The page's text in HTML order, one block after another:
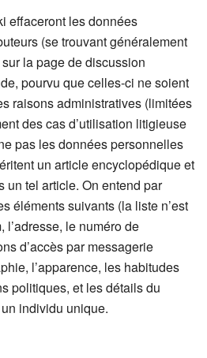
effaceront les données
(se trouvant généralement
la page de discussion
pourvu que celles-ci ne soient
raisons administratives (limitées
des cas d’utilisation litigieuse
pas les données personnelles
un article encyclopédique et
un tel article. On entend par
éléments suivants (la liste n’est
l’adresse, le numéro de
d’accès par messagerie
l’apparence, les habitudes
politiques, et les détails du
individu unique.